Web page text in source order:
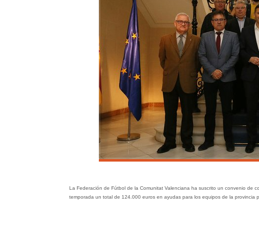
La Federación de Fútbol de la Comunitat Valenciana ha suscrito un convenio de
temporada un total de 124.000 euros en ayudas para los equipos de la provincia